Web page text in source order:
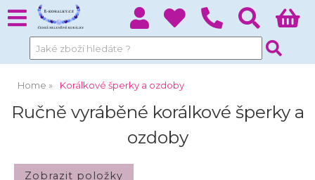
Home Korálkové šperky a ozdoby
Ručně vyráběné korálkové šperky a
ozdoby